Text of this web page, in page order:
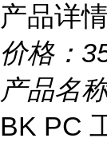
产品详情
价格：
产品名
BK PC